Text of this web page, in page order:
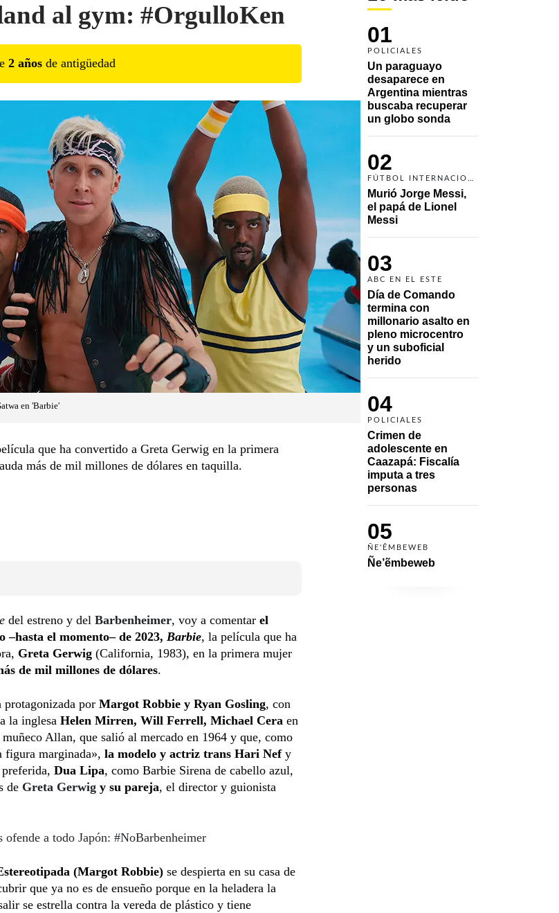
01
POLICIALES
Un paraguayo
desaparece en
Argentina mientras
buscaba recuperar
un globo sonda
02
Murió Jorge Messi,
el papá de Lionel
Messi
03
ABC EN EL ESTE
Día de Comando
termina con
millonario asalto en
pleno microcentro
y un suboficial
herido
04
POLICIALES
Crimen de
adolescente en
Caazapá: Fiscalía
imputa a tres
personas
05
ÑE'ẼMBEWEB
Ñe’ẽmbeweb
al gym: #OrgulloKen
2 años de antigüedad
en 'Barbie'
que ha convertido a Greta Gerwig en la primera
más de mil millones de dólares en taquilla.
del estreno y del Barbenheimer, voy a comentar el
el momento– de 2023, Barbie, la película que ha
Greta Gerwig (California, 1983), en la primera mujer
de mil millones de dólares.
protagonizada por Margot Robbie y Ryan Gosling, con
la inglesa Helen Mirren, Will Ferrell, Michael Cera en
Allan, que salió al mercado en 1964 y que, como
figura marginada», la modelo y actriz trans Hari Nefy
preferida, Dua Lipa, como Barbie Sirena de cabello azul,
de Greta Gerwig y su pareja, el director y guionista
ofende a todo Japón: #NoBarbenheimer
(Margot Robbie) se despierta en su casa de
que ya no es de ensueño porque en la heladera la
se estrella contra la vereda de plástico y tiene